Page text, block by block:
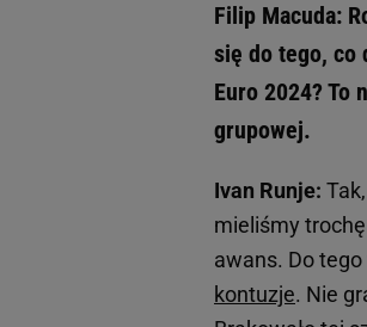
Filip Macuda:
się do tego, co
Euro 2024? To
grupowej.
Ivan Runje:
mieliśmy
awans. Do
kontuzje. Nie